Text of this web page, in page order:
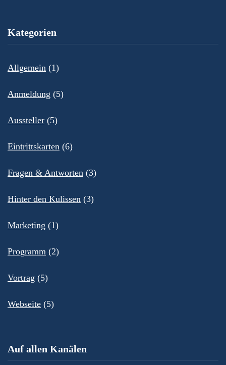
Kategorien
Allgemein (1)
Anmeldung (5)
Aussteller (5)
Eintrittskarten (6)
Fragen & Antworten (3)
Hinter den Kulissen (3)
Marketing (1)
Programm (2)
Vortrag (5)
Webseite (5)
Auf allen Kanälen